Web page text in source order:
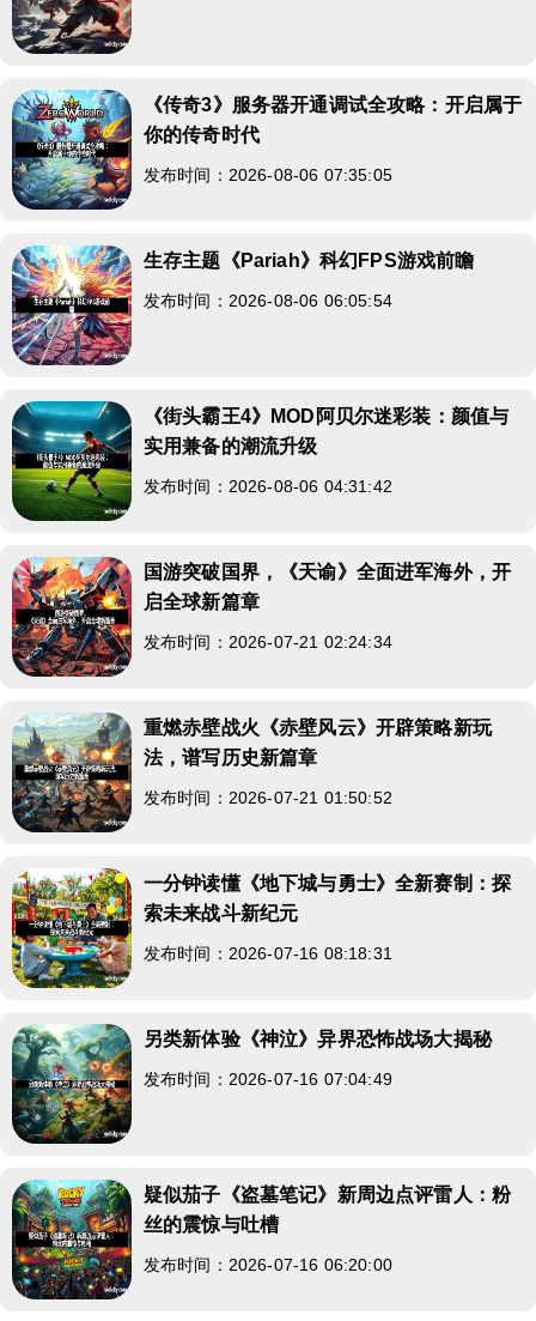
《传奇3》服务器开通调试全攻略：开启属于
你的传奇时代
发布时间：2026-08-06 07:35:05
生存主题《Pariah》科幻FPS游戏前瞻
发布时间：2026-08-06 06:05:54
《街头霸王4》MOD阿贝尔迷彩装：颜值与
实用兼备的潮流升级
发布时间：2026-08-06 04:31:42
国游突破国界，《天谕》全面进军海外，开
启全球新篇章
发布时间：2026-07-21 02:24:34
重燃赤壁战火《赤壁风云》开辟策略新玩
法，谱写历史新篇章
发布时间：2026-07-21 01:50:52
一分钟读懂《地下城与勇士》全新赛制：探
索未来战斗新纪元
发布时间：2026-07-16 08:18:31
另类新体验《神泣》异界恐怖战场大揭秘
发布时间：2026-07-16 07:04:49
疑似茄子《盗墓笔记》新周边点评雷人：粉
丝的震惊与吐槽
发布时间：2026-07-16 06:20:00